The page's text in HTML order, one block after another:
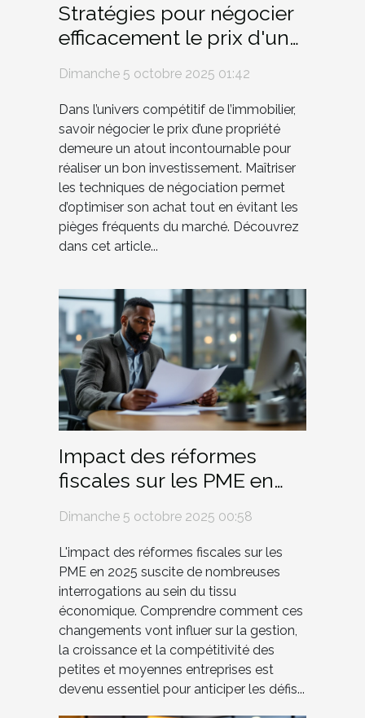
Stratégies pour négocier
efficacement le prix d'une
propriété
Dimanche 5 octobre 2025 01:42
Dans l’univers compétitif de l’immobilier,
savoir négocier le prix d’une propriété
demeure un atout incontournable pour
réaliser un bon investissement. Maîtriser
les techniques de négociation permet
d’optimiser son achat tout en évitant les
pièges fréquents du marché. Découvrez
dans cet article...
Impact des réformes
fiscales sur les PME en
approfondie
Dimanche 5 octobre 2025 00:58
L'impact des réformes fiscales sur les
PME en 2025 suscite de nombreuses
interrogations au sein du tissu
économique. Comprendre comment ces
changements vont influer sur la gestion,
la croissance et la compétitivité des
petites et moyennes entreprises est
devenu essentiel pour anticiper les défis...